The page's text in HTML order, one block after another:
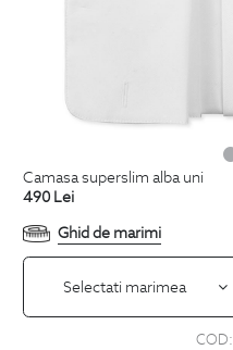
camasa superslim alba uni
490 Lei
Ghid de marimi
Selectati marimea
COD: